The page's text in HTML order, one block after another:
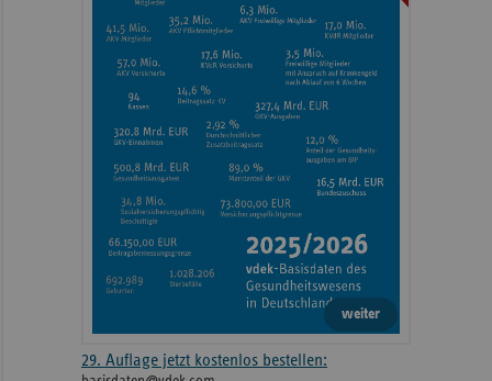
weiter
29. Auflage jetzt kostenlos bestellen: